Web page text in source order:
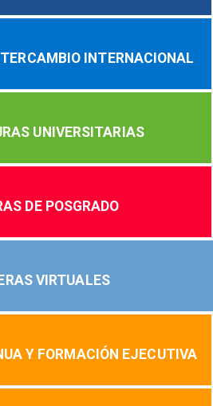
INTERNACIONAL
UNIVERSITARIAS
DE POSGRADO
VIRTUALES
Y FORMACIÓN EJECUTIVA